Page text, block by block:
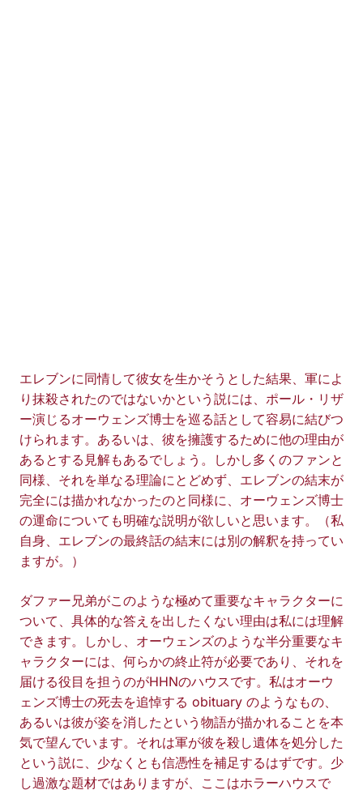
エレブンに同情して彼女を生かそうとした結果、軍によ
り抹殺されたのではないかという説には、ポール・リザ
ー演じるオーウェンズ博士を巡る話として容易に結びつ
けられます。あるいは、彼を擁護するために他の理由が
あるとする見解もあるでしょう。しかし多くのファンと
同様、それを単なる理論にとどめず、エレブンの結末が
完全には描かれなかったのと同様に、オーウェンズ博士
の運命についても明確な説明が欲しいと思います。（私
自身、エレブンの最終話の結末には別の解釈を持ってい
ますが。）
ダファー兄弟がこのような極めて重要なキャラクターに
ついて、具体的な答えを出したくない理由は私には理解
できます。しかし、オーウェンズのような半分重要なキ
ャラクターには、何らかの終止符が必要であり、それを
届ける役目を担うのがHHNのハウスです。私はオーウ
ェンズ博士の死去を追悼する obituary のようなもの、
あるいは彼が姿を消したという物語が描かれることを本
気で望んでいます。それは軍が彼を殺し遺体を処分した
という説に、少なくとも信憑性を補足するはずです。少
し過激な題材ではありますが、ここはホラーハウスで